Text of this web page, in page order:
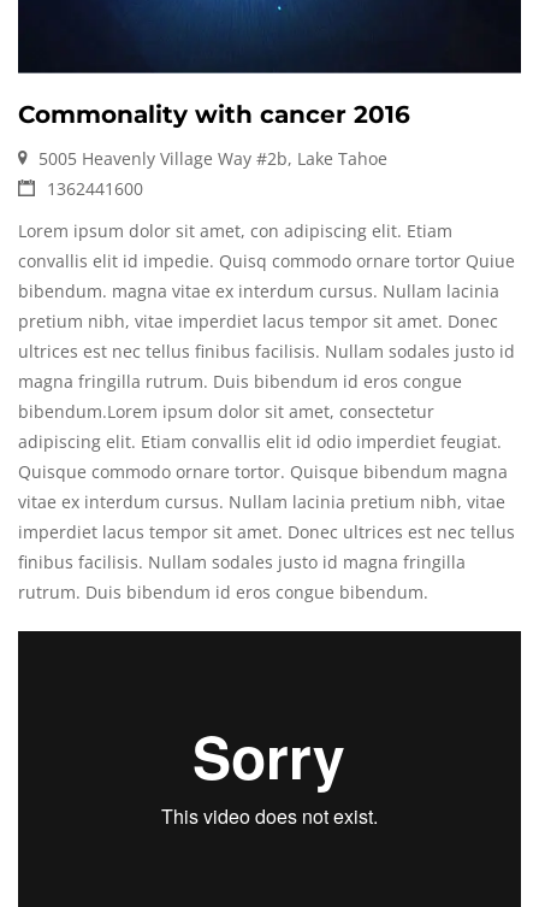
Commonality with cancer 2016
5005 Heavenly Village Way #2b, Lake Tahoe
1362441600
Lorem ipsum dolor sit amet, con adipiscing elit. Etiam
convallis elit id impedie. Quisq commodo ornare tortor Quiue
bibendum. magna vitae ex interdum cursus. Nullam lacinia
pretium nibh, vitae imperdiet lacus tempor sit amet. Donec
ultrices est nec tellus finibus facilisis. Nullam sodales justo id
magna fringilla rutrum. Duis bibendum id eros congue
bibendum.Lorem ipsum dolor sit amet, consectetur
adipiscing elit. Etiam convallis elit id odio imperdiet feugiat.
Quisque commodo ornare tortor. Quisque bibendum magna
vitae ex interdum cursus. Nullam lacinia pretium nibh, vitae
imperdiet lacus tempor sit amet. Donec ultrices est nec tellus
finibus facilisis. Nullam sodales justo id magna fringilla
rutrum. Duis bibendum id eros congue bibendum.